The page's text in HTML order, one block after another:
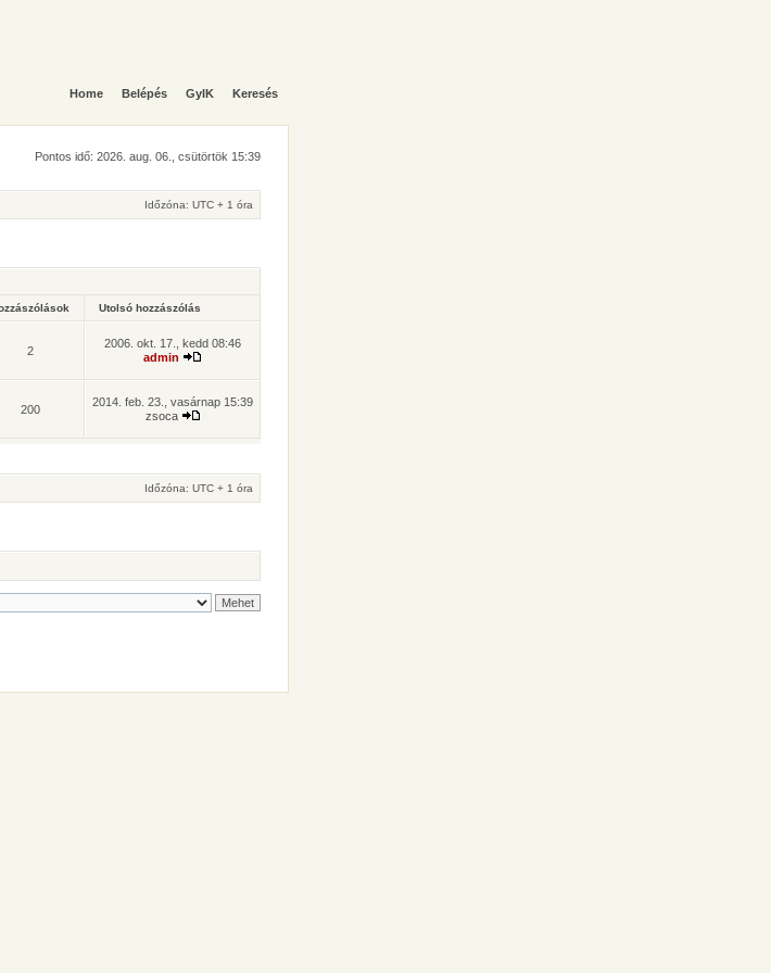
Home Belépés GyIK Keresés
Pontos idő: 2026. aug. 06., csütörtök 15:39
Időzóna: UTC + 1 óra
Utolsó hozzászólás
2
2006. okt. 17., kedd 08:46
admin
200
2014. feb. 23., vasárnap 15:39
zsoca
Időzóna: UTC + 1 óra